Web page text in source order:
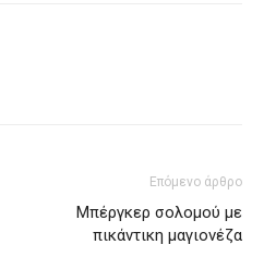
Επόμενο άρθρο
Μπέργκερ σολομού με
πικάντικη μαγιονέζα